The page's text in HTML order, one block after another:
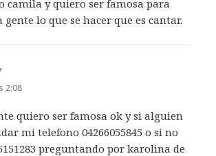
camila y quiero ser famosa para
lo que se hacer que es cantar.
2:08
quiero ser famosa ok y si alguien
mi telefono 04266055845 o si no
preguntando por karolina de